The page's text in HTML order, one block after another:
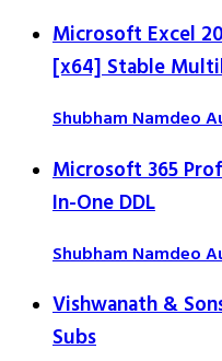
Microsoft Excel
[x64] Stable
Shubham Namdeo
Microsoft 365
In-One DDL
Shubham Namdeo
Vishwanath &
Subs